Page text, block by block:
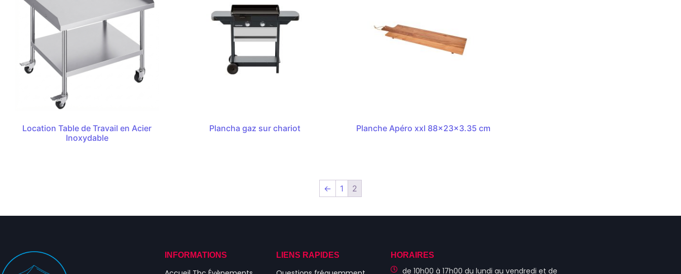
Location Table de Travail en Acier
Inoxydable
Plancha gaz sur chariot Planche Apéro xxl 88x23x3.35 cm
← 1 2
INFORMATIONS LIENS RAPIDES HORAIRES
de 10h00 à 17h00 du lundi au vendredi et de